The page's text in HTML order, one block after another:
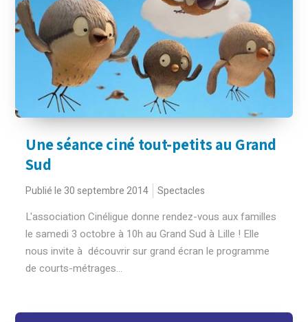
Une séance ciné tout-petits au Grand
Sud
Publié le 30 septembre 2014 Spectacles
L'association Cinéligue donne rendez-vous aux familles
le samedi 3 octobre à 10h au Grand Sud à Lille ! Elle
nous invite à découvrir sur grand écran le programme
de courts-métrages...